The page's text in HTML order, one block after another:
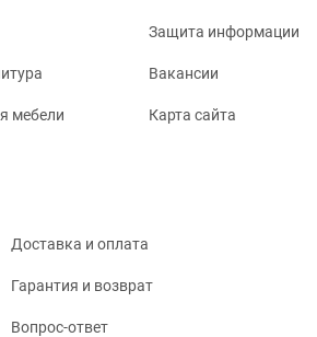
мебели
Защита информации
Вакансии
Карта сайта
Доставка и оплата
Гарантия и возврат
Вопрос-ответ